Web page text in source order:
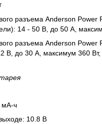
разъема Anderson Power
14 - 50 В, до 50 А,
разъема Anderson Power
В, до 30 А, максимум 360 Вт,
мА-ч
10.8 В